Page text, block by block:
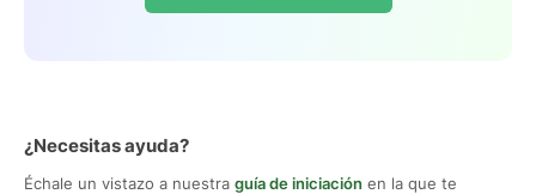
¿Necesitas ayuda?
Échale un vistazo a nuestra guía de iniciación en la que te